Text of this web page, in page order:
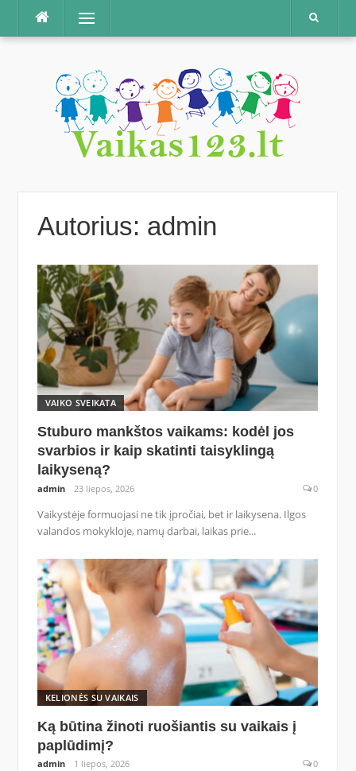
Praleisti
Meniu
Autorius: admin
VAIKO SVEIKATA
Stuburo mankštos vaikams: kodėl jos
svarbios ir kaip skatinti taisyklingą
laikyseną?
admin 23 liepos, 2026 0
Vaikystėje formuojasi ne tik įpročiai, bet ir laikysena. Ilgos
valandos mokykloje, namų darbai, laikas prie...
KELIONĖS SU VAIKAIS
Ką būtina žinoti ruošiantis su vaikais į
paplūdimį?
admin 1 liepos, 2026 0